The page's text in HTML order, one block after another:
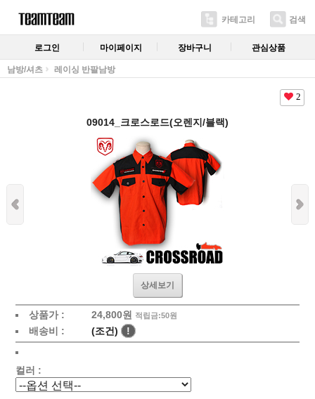
카테고리 검색
로그인 마이페이지 장바구니 관심상품
남방/셔츠 레이싱 반팔남방
2
09014_크로스로드(오렌지/블랙)
상세보기
상품가 : 24,800원 적립금:50원
배송비 : (조건) !
컬러 :